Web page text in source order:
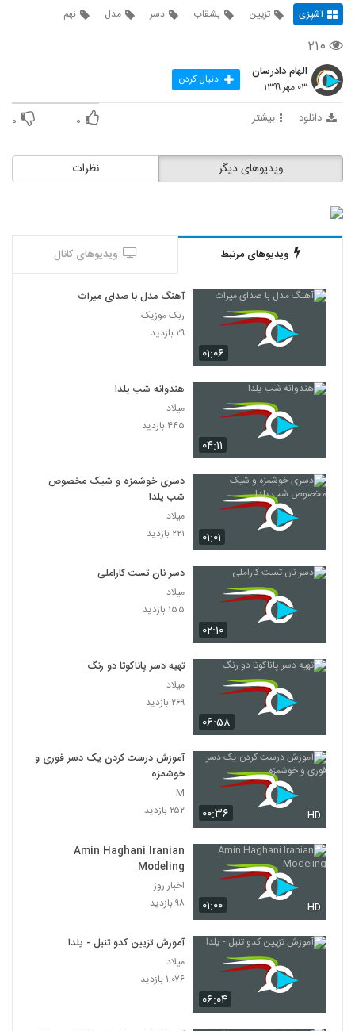
آشپزی تزیین بشقاب دسر مدل نهم
۲۱۰
الهام دادرسان
۰۳ مهر ۱۳۹۹ دنبال کردن
دانلود بیشتر ۰ ۰
نظرات ویدیوهای دیگر
ویدیوهای مرتبط ویدیوهای کانال
۰۱:۰۶
آهنگ مدل با صدای میراث
ربک موزیک
۲۹ بازدید
۰۴:۱۱
هندوانه شب یلدا
میلاد
۴۴۵ بازدید
۰۱:۰۱
دسری خوشمزه و شیک مخصوص
شب یلدا
میلاد
۲۲۱ بازدید
۰۲:۱۰
دسر نان تست کاراملی
میلاد
۱۵۵ بازدید
۰۶:۵۸
تهیه دسر پاناکوتا دو رنگ
میلاد
۲۶۹ بازدید
۰۰:۳۶ HD
آموزش درست کردن یک دسر فوری و
خوشمزه
M
۲۵۲ بازدید
۰۱:۰۰ HD
Amin Haghani Iranian
Modeling
اخبار روز
۹۸ بازدید
۰۶:۰۴
آموزش تزیین کدو تنبل - یلدا
میلاد
۱,۰۷۶ بازدید